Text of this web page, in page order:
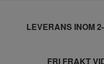
LEVERANS INOM
FRI FRAKT